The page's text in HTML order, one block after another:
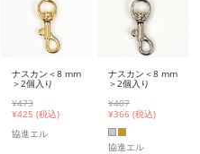
ナスカン＜8 mm
＞2個入り
¥473
¥425 (税込)
協進エル
ナスカン＜8 mm
＞2個入り
¥407
¥366 (税込)
協進エル